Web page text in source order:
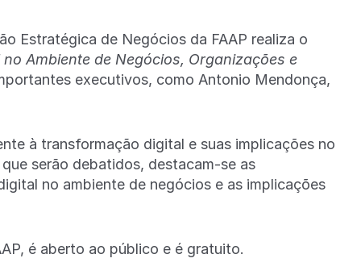
Estratégica de Negócios da FAAP realiza o
Ambiente de Negócios, Organizações e
executivos, como Antonio Mendonça,
à transformação digital e suas implicações no
serão debatidos, destacam-se as
no ambiente de negócios e as implicações
é aberto ao público e é gratuito.